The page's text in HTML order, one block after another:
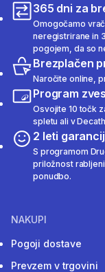
365 dni za
Omogočamo
neregistrirane in
pogojem, da so
Brezplačen
Naročite online,
Program
Osvojite 10 točk
spletu ali v
2 leti
S programom
priložnost
ponudbo.
NAKUPI
Pogoji dostave
Prevzem v trgovini